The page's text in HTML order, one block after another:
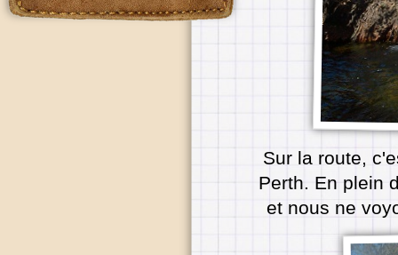
Sur la route,
Perth. En plein
et nous ne